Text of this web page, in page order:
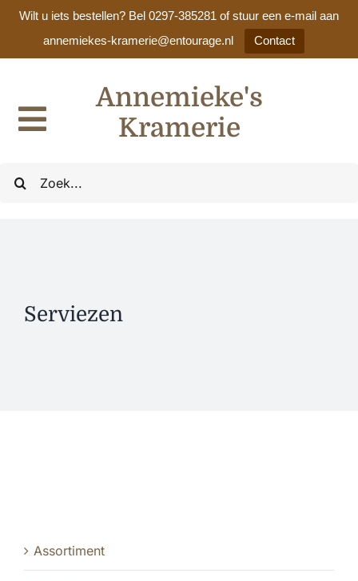
Wilt u iets bestellen? Bel 0297-385281 of stuur een e-mail aan
annemiekes-kramerie@entourage.nl
Contact
inhoud
Zoeken
Annemieke's
Kramerie
Toggle
Navigation
Serviezen
Assortiment